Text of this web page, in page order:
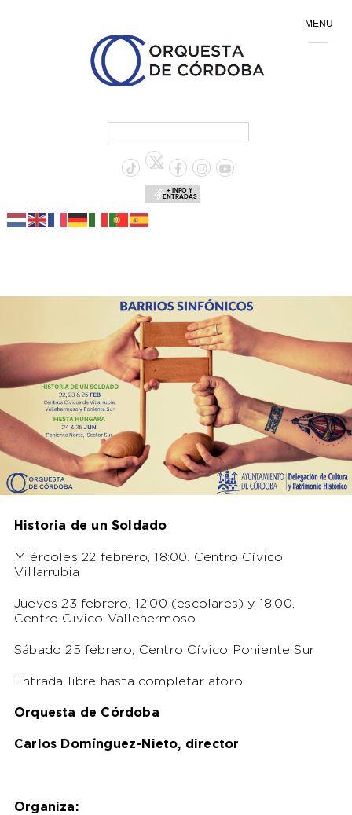
+ INFO Y
ENTRADAS
Historia de un Soldado
Miércoles 22 febrero, 18:00. Centro Cívico
Villarrubia
Jueves 23 febrero, 12:00 (escolares) y 18:00.
Centro Cívico Vallehermoso
Sábado 25 febrero, Centro Cívico Poniente Sur
Entrada libre hasta completar aforo.
Orquesta de Córdoba
Carlos Domínguez-Nieto, director
Organiza:
MENU